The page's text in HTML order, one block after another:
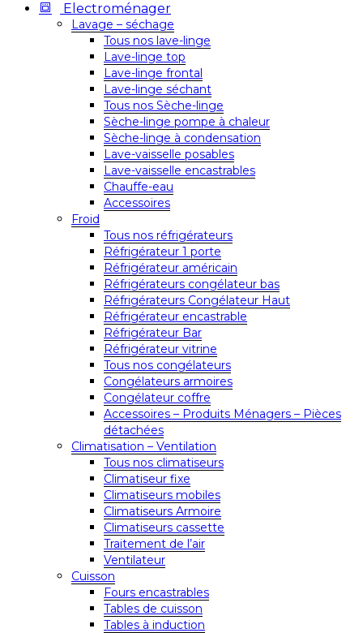
Electroménager
Lavage – séchage
Tous nos lave-linge
Lave-linge top
Lave-linge frontal
Lave-linge séchant
Tous nos Sèche-linge
Sèche-linge pompe à chaleur
Sèche-linge à condensation
Lave-vaisselle posables
Lave-vaisselle encastrables
Chauffe-eau
Accessoires
Froid
Tous nos réfrigérateurs
Réfrigérateur 1 porte
Réfrigérateur américain
Réfrigérateurs congélateur bas
Réfrigérateurs Congélateur Haut
Réfrigérateur encastrable
Réfrigérateur Bar
Réfrigérateur vitrine
Tous nos congélateurs
Congélateurs armoires
Congélateur coffre
Accessoires – Produits Ménagers – Pièces
détachées
Climatisation – Ventilation
Tous nos climatiseurs
Climatiseur fixe
Climatiseurs mobiles
Climatiseurs Armoire
Climatiseurs cassette
Traitement de l’air
Ventilateur
Cuisson
Fours encastrables
Tables de cuisson
Tables à induction